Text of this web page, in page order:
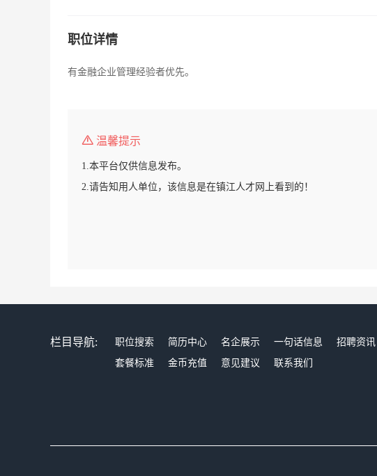
职位详情
有金融企业管理经验者优先。
温馨提示
1.本平台仅供信息发布。
2.请告知用人单位，该信息是在镇江人才网上看到的！
栏目导航: 职位搜索 简历中心 名企展示 一句话信息 招聘资讯
套餐标准
金币充值 意见建议 联系我们